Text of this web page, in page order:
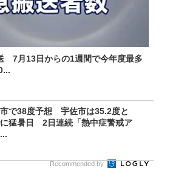
7月13日からの1週間で今年度最多
市で38度予想 宇佐市は35.2度と
猛暑日 2日連続「熱中症警戒ア
Recommended by